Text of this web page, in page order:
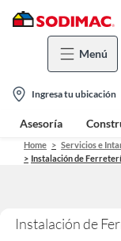
Menú
location-
icon
Ingresa tu ubicación
Asesoría
Home Servicios e
Instalación de
Instalación de